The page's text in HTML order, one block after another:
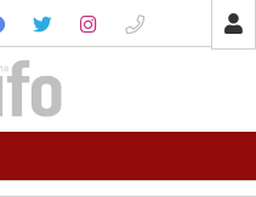
USUARIO